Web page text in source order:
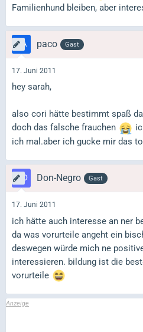
Familienhund bleiben, aber
paco Gast
17. Juni 2011
hey sarah,
also cori hätte bestimmt spaß
doch das falsche frauchen
ich mal.aber ich gucke mir das
Don-Negro Gast
17. Juni 2011
ich hätte auch interesse an ner
da was vorurteile angeht ein
deswegen würde mich ne
interessieren. bildung ist die
vorurteile